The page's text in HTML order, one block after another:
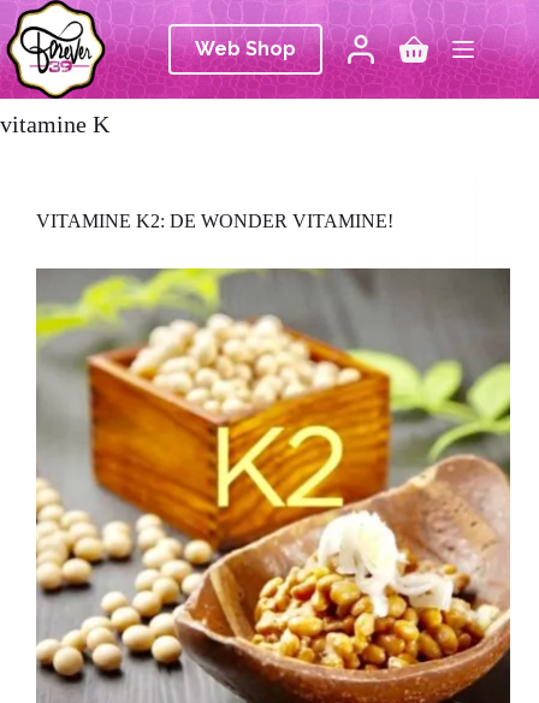
Ga
naar
de
inhoud
Web Shop Winkelwagen
vitamine K
VITAMINE K2: DE WONDER VITAMINE!